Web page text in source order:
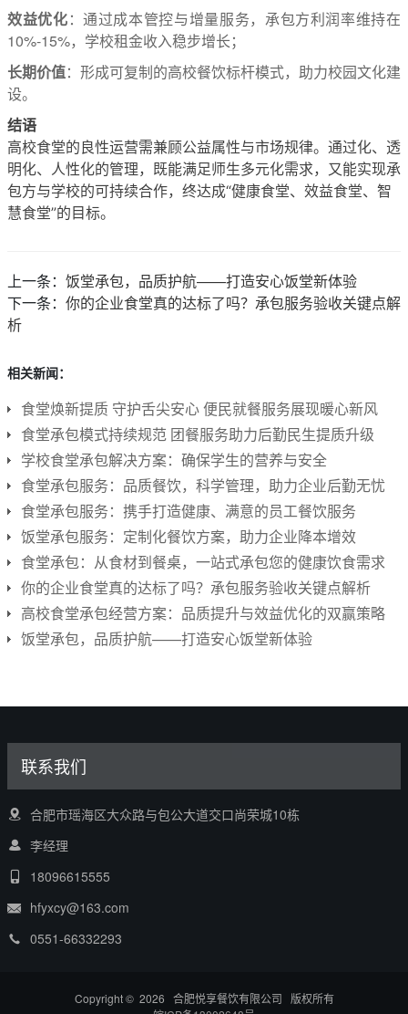
效益优化：通过成本管控与增量服务，承包方利润率维持在
10%-15%，学校租金收入稳步增长；
长期价值：形成可复制的高校餐饮标杆模式，助力校园文化建
设。
结语
高校食堂的良性运营需兼顾公益属性与市场规律。通过化、透
明化、人性化的管理，既能满足师生多元化需求，又能实现承
包方与学校的可持续合作，终达成“健康食堂、效益食堂、智
慧食堂”的目标。
上一条： 饭堂承包，品质护航——打造安心饭堂新体验
下一条： 你的企业食堂真的达标了吗？承包服务验收关键点解
析
相关新闻：
食堂焕新提质 守护舌尖安心 便民就餐服务展现暖心新风
食堂承包模式持续规范 团餐服务助力后勤民生提质升级
学校食堂承包解决方案：确保学生的营养与安全
食堂承包服务：品质餐饮，科学管理，助力企业后勤无忧
食堂承包服务：携手打造健康、满意的员工餐饮服务
饭堂承包服务：定制化餐饮方案，助力企业降本增效
食堂承包：从食材到餐桌，一站式承包您的健康饮食需求
你的企业食堂真的达标了吗？承包服务验收关键点解析
高校食堂承包经营方案：品质提升与效益优化的双赢策略
饭堂承包，品质护航——打造安心饭堂新体验
联系我们
合肥市瑶海区大众路与包公大道交口尚荣城10栋
李经理
18096615555
hfyxcy@163.com
0551-66332293
Copyright © 2026 合肥悦享餐饮有限公司 版权所有